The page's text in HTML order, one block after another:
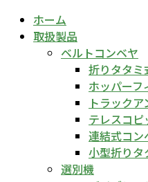
ホーム
取扱製品
ベルトコンベヤ
折りタタミ
ホッパーフ
トラック
テレスコピ
連結式コン
小型折りタ
選別機